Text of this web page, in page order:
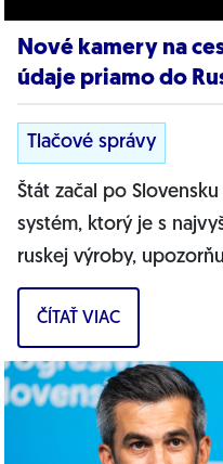
Nové kamery na
údaje priamo do
Tlačové správy
Štát začal po
systém, ktorý je s
ruskej výroby,
Na našich cestách sa
ČÍTAŤ VIAC